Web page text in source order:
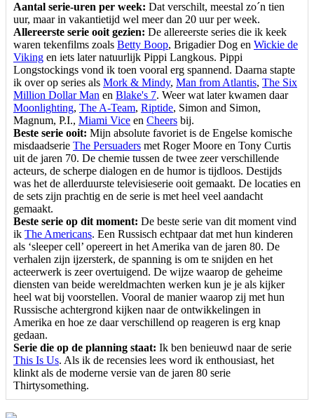
Aantal serie-uren per week: Dat verschilt, meestal zo´n tien
uur, maar in vakantietijd wel meer dan 20 uur per week.
Allereerste serie ooit gezien: De allereerste series die ik keek
waren tekenfilms zoals Betty Boop, Brigadier Dog en Wickie de
Viking en iets later natuurlijk Pippi Langkous. Pippi
Longstockings vond ik toen vooral erg spannend. Daarna stapte
ik over op series als Mork & Mindy, Man from Atlantis, The Six
Million Dollar Man en Blake's 7. Weer wat later kwamen daar
Moonlighting, The A-Team, Riptide, Simon and Simon,
Magnum, P.I., Miami Vice en Cheers bij.
Beste serie ooit: Mijn absolute favoriet is de Engelse komische
misdaadserie The Persuaders met Roger Moore en Tony Curtis
uit de jaren 70. De chemie tussen de twee zeer verschillende
acteurs, de scherpe dialogen en de humor is tijdloos. Destijds
was het de allerduurste televisieserie ooit gemaakt. De locaties en
de sets zijn prachtig en de serie is met heel veel aandacht
gemaakt.
Beste serie op dit moment: De beste serie van dit moment vind
ik The Americans. Een Russisch echtpaar dat met hun kinderen
als ‘sleeper cell’ opereert in het Amerika van de jaren 80. De
verhalen zijn ijzersterk, de spanning is om te snijden en het
acteerwerk is zeer overtuigend. De wijze waarop de geheime
diensten van beide wereldmachten werken kun je je als kijker
heel wat bij voorstellen. Vooral de manier waarop zij met hun
Russische achtergrond kijken naar de ontwikkelingen in
Amerika en hoe ze daar verschillend op reageren is erg knap
gedaan.
Serie die op de planning staat: Ik ben benieuwd naar de serie
This Is Us. Als ik de recensies lees word ik enthousiast, het
klinkt als de moderne versie van de jaren 80 serie
Thirtysomething.